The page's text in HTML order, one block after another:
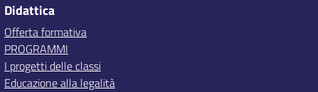
Didattica
Offerta formativa
PROGRAMMI
I progetti delle classi
Educazione alla legalità